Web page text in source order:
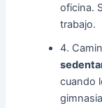
oficina.
trabajo.
4.
cuando